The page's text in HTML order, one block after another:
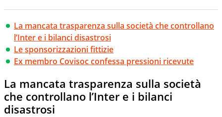
La mancata trasparenza sulla società che controllano
l’Inter e i bilanci disastrosi
Le sponsorizzazioni fittizie
Ex membro Covisoc confessa pressioni ricevute
La mancata trasparenza sulla società
che controllano l’Inter e i bilanci
disastrosi